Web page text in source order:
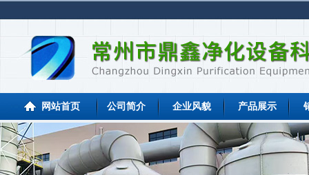
网站首页 公司简介 企业风貌 产品展示